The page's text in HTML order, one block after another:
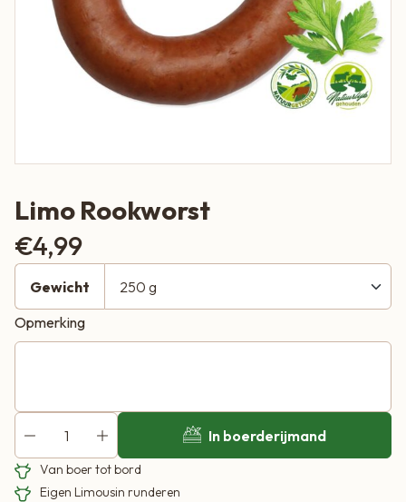
Limo Rookworst
€4,99
Gewicht
Opmerking
In boerderijmand
Van boer tot bord
Eigen Limousin runderen